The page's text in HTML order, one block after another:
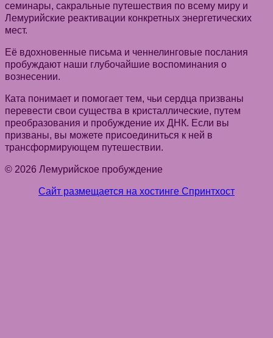
семинары, сакральные путешествия по всему миру и
Лемурийские реактивации конкретных энергетических
мест.
Её вдохновенные письма и ченнелинговые послания
пробуждают наши глубочайшие воспоминания о
вознесении.
Ката понимает и помогает тем, чьи сердца призваны
перевести свои существа в кристаллические, путем
преобразования и пробуждение их ДНК. Если вы
призваны, вы можете присоединиться к ней в
трансформирующем путешествии.
© 2026 Лемурийское пробуждение
Сайт размещается на хостинге Спринтхост